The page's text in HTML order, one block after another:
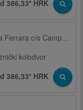
386,33* HRK
Patti preko Brolo, Autobusna stanica, Via Ferrara c/o Campo sportivo
kolodvor
386,33* HRK